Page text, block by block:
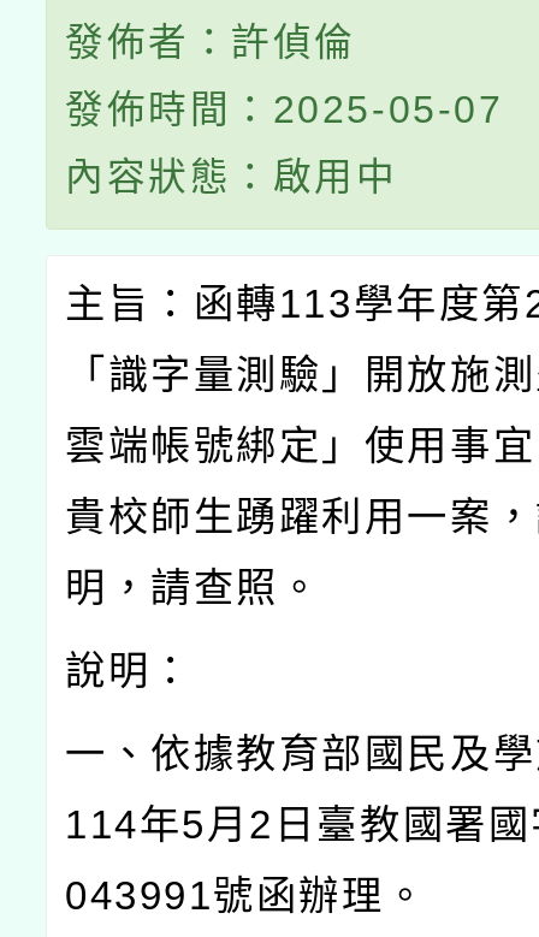
發佈者：許偵倫
發佈時間：2025-05-07
內容狀態：啟用中
主旨：函轉113學年度第
「識字量測驗」開放施
雲端帳號綁定」使用事
貴校師生踴躍利用一案
明，請查照。
說明：
一、依據教育部國民及
114年5月 2 日臺教國署
043991號函辦理。